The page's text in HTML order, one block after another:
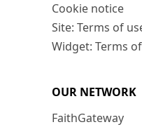
Cookie notice
Site: Terms of
Widget: Terms
OUR NETWORK
FaithGateway